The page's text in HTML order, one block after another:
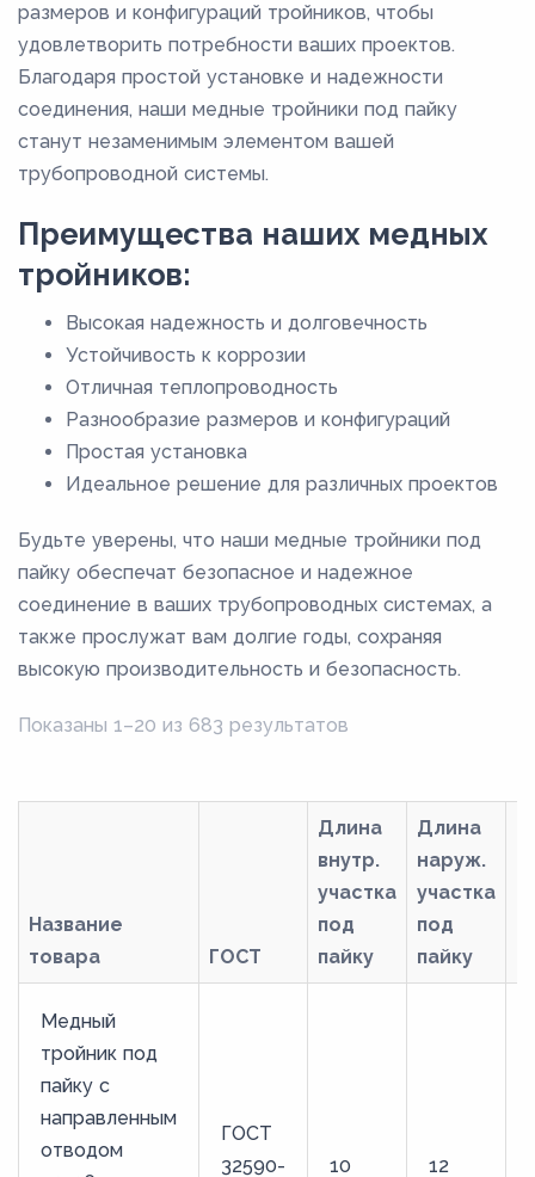
размеров и конфигураций тройников, чтобы
удовлетворить потребности ваших проектов.
Благодаря простой установке и надежности
соединения, наши медные тройники под пайку
станут незаменимым элементом вашей
трубопроводной системы.
Преимущества наших медных
тройников:
Высокая надежность и долговечность
Устойчивость к коррозии
Отличная теплопроводность
Разнообразие размеров и конфигураций
Простая установка
Идеальное решение для различных проектов
Будьте уверены, что наши медные тройники под
пайку обеспечат безопасное и надежное
соединение в ваших трубопроводных системах, а
также прослужат вам долгие годы, сохраняя
высокую производительность и безопасность.
Показаны 1–20 из 683 результатов
Название
товара
ГОСТ
Длина
внутр.
участка
под
пайку
Длина
наруж.
участка
под
пайку
Медный
тройник под
пайку с
направленным
отводом
ГОСТ
32590-
10 12